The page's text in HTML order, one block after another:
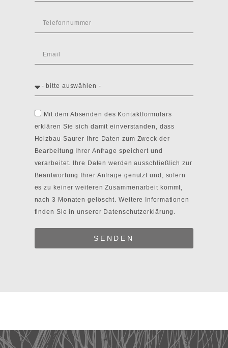
Mit dem Absenden des Kontaktformulars
erklären Sie sich damit einverstanden, dass
Holzbau Saurer Ihre Daten zum Zweck der
Bearbeitung Ihrer Anfrage speichert und
verarbeitet. Ihre Daten werden ausschließlich zur
Beantwortung Ihrer Anfrage genutzt und, sofern
es zu keiner weiteren Zusammenarbeit kommt,
nach 3 Monaten gelöscht. Weitere Informationen
finden Sie in unserer Datenschutzerklärung.
SENDEN